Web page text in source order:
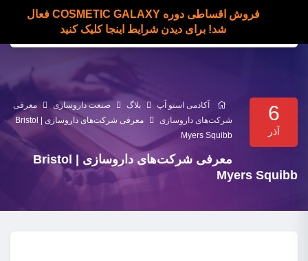
6
آذر
آکادمی استو آپ بلاگ صنعت داروسازی
معرفی
شرکت‌های داروسازی
معرفی شرکت‌های داروسازی | Bristol
Myers Squibb
معرفی شرکت‌های داروسازی | Bristol
Myers Squibb
فروش اقساطی دوره COSMETIC GALAXY فعال
شد! برای دیدن شرایط اینجا کلیک کنید